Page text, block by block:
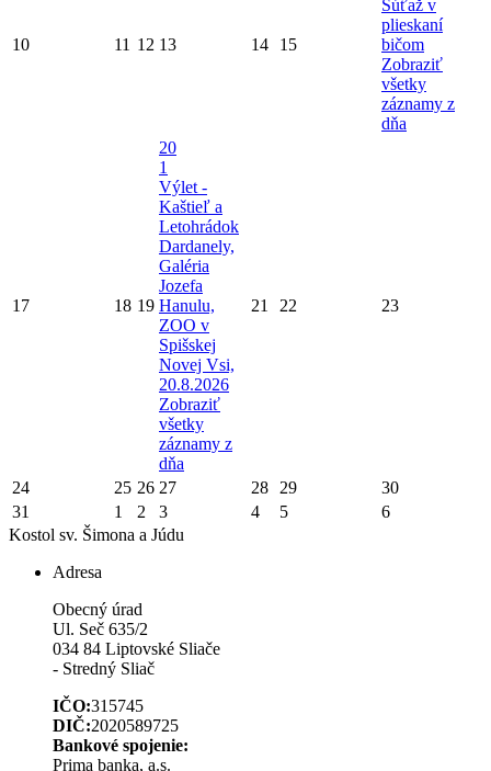
10 11 12 13 14 15
Súťaž v
plieskaní
bičom
Zobraziť
všetky
záznamy z
dňa
17 18 19
20
1
Výlet -
Kaštieľ a
Letohrádok
Dardanely,
Galéria
Jozefa
Hanulu,
ZOO v
Spišskej
Novej Vsi,
20.8.2026
Zobraziť
všetky
záznamy z
dňa
21 22 23
24 25 26 27 28 29
30
31
1 2 3 4 5
6
Kostol sv. Šimona a Júdu
Adresa
Obecný úrad
Ul. Seč 635/2
034 84 Liptovské Sliače
- Stredný Sliač
IČO:315745
DIČ:2020589725
Bankové spojenie:
Prima banka, a.s.